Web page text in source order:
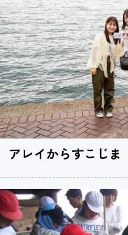
アレイからすこじま